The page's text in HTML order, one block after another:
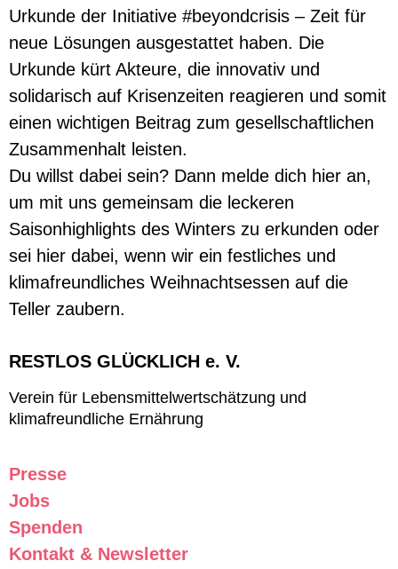
Urkunde der Initiative #beyondcrisis – Zeit für
neue Lösungen ausgestattet haben. Die
Urkunde kürt Akteure, die innovativ und
solidarisch auf Krisenzeiten reagieren und somit
einen wichtigen Beitrag zum gesellschaftlichen
Zusammenhalt leisten.
Du willst dabei sein? Dann melde dich hier an,
um mit uns gemeinsam die leckeren
Saisonhighlights des Winters zu erkunden oder
sei hier dabei, wenn wir ein festliches und
klimafreundliches Weihnachtsessen auf die
Teller zaubern.
RESTLOS GLÜCKLICH e. V.
Verein für Lebensmittelwertschätzung und
klimafreundliche Ernährung
Presse
Jobs
Spenden
Kontakt & Newsletter